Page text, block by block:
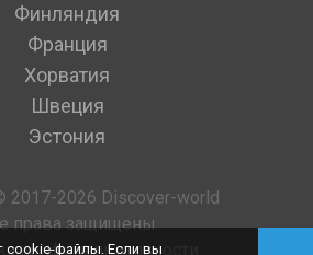
Финляндия
Франция
Хорватия
Швеция
Эстония
2017-2026 Discover-world
права защищены
конфиденциальности
cookie-файлы. Если вы